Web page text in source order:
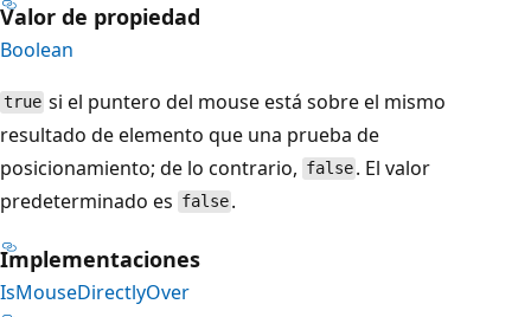
Valor de propiedad
Boolean
true si el puntero del mouse está sobre el mismo
resultado de elemento que una prueba de
posicionamiento; de lo contrario, false . El valor
predeterminado es false .
Implementaciones
IsMouseDirectlyOver